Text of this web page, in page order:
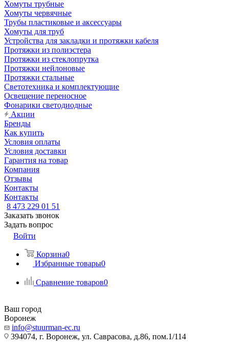
Хомуты трубные
Хомуты червячные
Трубы пластиковые и аксессуары
Хомуты для труб
Устройства для закладки и протяжки кабеля
Протяжки из полиэстера
Протяжки из стеклопрутка
Протяжки нейлоновые
Протяжки стальные
Светотехника и комплектующие
Освещение переносное
Фонарики светодиодные
Акции
Бренды
Как купить
Условия оплаты
Условия доставки
Гарантия на товар
Компания
Отзывы
Контакты
Контакты
8 473 229 01 51
Заказать звонок
Задать вопрос
Войти
Корзина0
Избранные товары0
Сравнение товаров0
Ваш город
Воронеж
info@stuurman-ec.ru
394074, г. Воронеж, ул. Саврасова, д.86, пом.1/114